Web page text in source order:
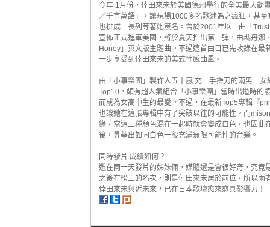
今年 1月份，倖田來未於美國德州舉行的全美最大動
／千言萬語」，讓現場1000多名歌迷為之瘋狂，甚
也排成一長列等著她簽名。曾於2001年以一曲「
宣佈正式進軍美國，將於夏天推出第一彈，由瑪丹
Honey」英文版主題曲。不過這首曲目已先收錄在
一步享受到倖田來未的美式性感曲風。
由「小事樂團」製作人五十嵐 充一手操刀的兩男一
Top10，頗有超人氣組合「小事樂團」當時出道時的
而成為女高中生的最愛。不過，在最新Top5專輯『
也讓她在這張專輯中有了突破以往的可能性。而
綠，當這三種顏色混在一起時就會變成白色，也因
後，昇華出如同白色一般充滿無限可能性的音樂。
同時發片 成績如何？
選在同一天發片的姊妹倆，媒體還是會很好奇，究
之後在榜上的名次，則是倖田來未居於前位，所以
倖田來未與近未來，已在日本歌壇愈來愈具影響力！